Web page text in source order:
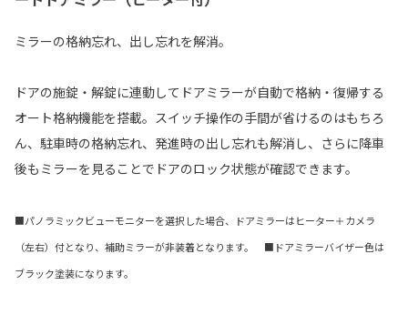
ミラーの格納忘れ、出し忘れを解消。
ドアの施錠・解錠に連動してドアミラーが自動で格納・復帰する
オート格納機能を搭載。スイッチ操作の手間が省けるのはもちろ
ん、駐車時の格納忘れ、発進時の出し忘れも解消し、さらに降車
後もミラーを見ることでドアのロック状態が確認できます。
■パノラミックビューモニターを選択した場合、ドアミラーはヒーター＋カメラ
（左右）付となり、補助ミラーが非装着となります。 ■ドアミラーバイザー色は
ブラック塗装になります。